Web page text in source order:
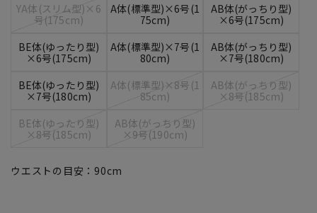
YA体(スリム型)×6
号(175cm)
A体(標準型)×6号(1
75cm)
AB体(がっちり型)
×6号(175cm)
BE体(ゆったり型)
×6号(175cm)
A体(標準型)×7号(1
80cm)
AB体(がっちり型)
×7号(180cm)
BE体(ゆったり型)
×7号(180cm)
A体(標準型)×8号(1
85cm)
AB体(がっちり型)
×8号(185cm)
BE体(ゆったり型)
×8号(185cm)
AB体(がっちり型)
×9号(190cm)
ウエストの目安： 90cm